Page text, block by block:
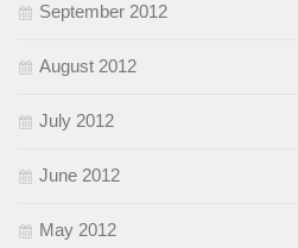
September 2012
August 2012
July 2012
June 2012
May 2012